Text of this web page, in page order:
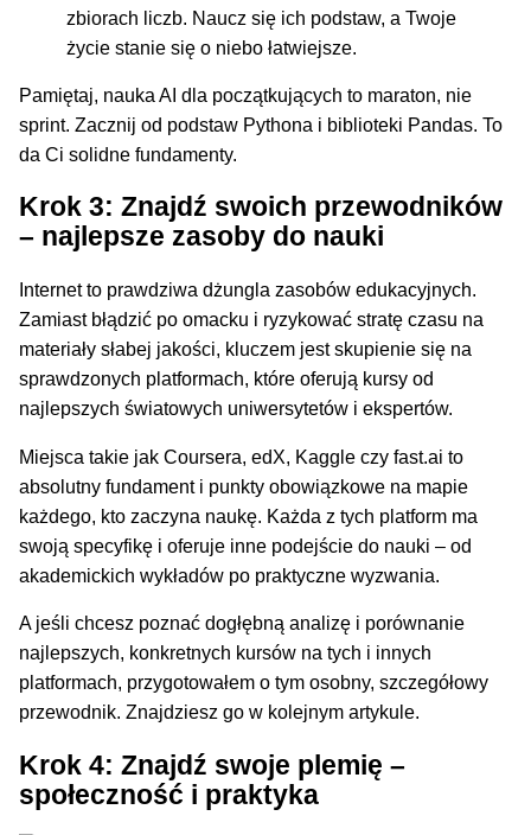
zbiorach liczb. Naucz się ich podstaw, a Twoje
życie stanie się o niebo łatwiejsze.
Pamiętaj, nauka AI dla początkujących to maraton, nie
sprint. Zacznij od podstaw Pythona i biblioteki Pandas. To
da Ci solidne fundamenty.
Krok 3: Znajdź swoich przewodników
– najlepsze zasoby do nauki
Internet to prawdziwa dżungla zasobów edukacyjnych.
Zamiast błądzić po omacku i ryzykować stratę czasu na
materiały słabej jakości, kluczem jest skupienie się na
sprawdzonych platformach, które oferują kursy od
najlepszych światowych uniwersytetów i ekspertów.
Miejsca takie jak Coursera, edX, Kaggle czy fast.ai to
absolutny fundament i punkty obowiązkowe na mapie
każdego, kto zaczyna naukę. Każda z tych platform ma
swoją specyfikę i oferuje inne podejście do nauki – od
akademickich wykładów po praktyczne wyzwania.
A jeśli chcesz poznać dogłębną analizę i porównanie
najlepszych, konkretnych kursów na tych i innych
platformach, przygotowałem o tym osobny, szczegółowy
przewodnik. Znajdziesz go w kolejnym artykule.
Krok 4: Znajdź swoje plemię –
społeczność i praktyka